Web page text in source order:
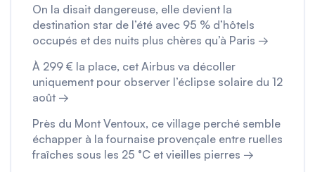
On la disait dangereuse, elle devient la
destination star de l’été avec 95 % d’hôtels
occupés et des nuits plus chères qu’à Paris →
À 299 € la place, cet Airbus va décoller
uniquement pour observer l’éclipse solaire du 12
août →
Près du Mont Ventoux, ce village perché semble
échapper à la fournaise provençale entre ruelles
fraîches sous les 25 °C et vieilles pierres →